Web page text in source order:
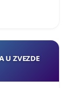
U ZVEZDE